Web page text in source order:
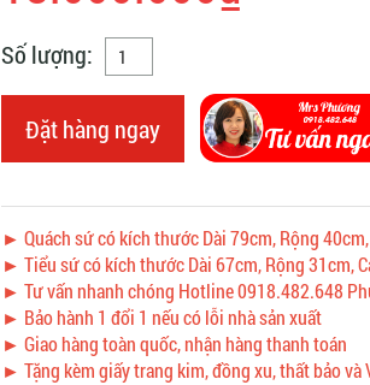
Số lượng:
Đặt hàng ngay
► Quách sứ có kích thước Dài 79cm, Rộng
► Tiểu sứ có kích thước Dài 67cm, Rộng 31cm,
► Tư vấn nhanh chóng Hotline 0918.482.648
► Bảo hành 1 đổi 1 nếu có lỗi nhà sản xuất
► Giao hàng toàn quốc, nhận hàng thanh toán
► Tặng kèm giấy trang kim, đồng xu, thất bảo và